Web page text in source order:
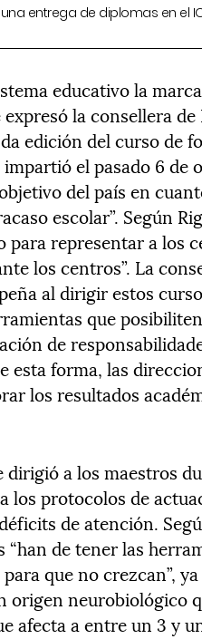
entrega de diplomas en el
educativo la
expresó la consellera
edición del curso de
el pasado 6 de
del país en
escolar”. Según
para representar a los
los centros”. La
al dirigir estos
que
de
esta forma, las
los resultados
dirigió a los maestros
los protocolos de
de atención.
“han de tener las
que no crezcan”,
origen neurobiológico
afecta a entre un 3 y